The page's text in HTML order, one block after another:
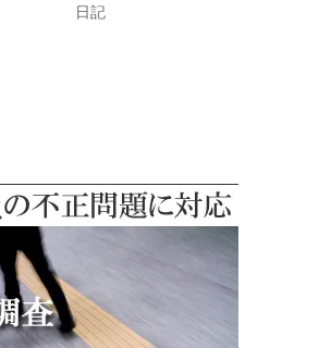
日記